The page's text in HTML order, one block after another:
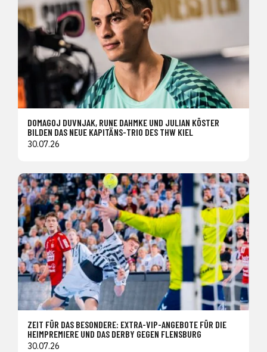
DOMAGOJ DUVNJAK, RUNE DAHMKE UND JULIAN KÖSTER
BILDEN DAS NEUE KAPITÄNS-TRIO DES THW KIEL
30.07.26
ZEIT FÜR DAS BESONDERE: EXTRA-VIP-ANGEBOTE FÜR DIE
HEIMPREMIERE UND DAS DERBY GEGEN FLENSBURG
30.07.26